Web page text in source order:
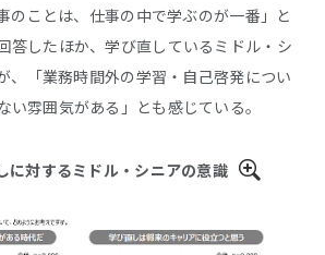
のことは、仕事の中で学ぶのが一番」と
答したほか、学び直しているミドル・シ
、「業務時間外の学習・自己啓発につい
い雰囲気がある」とも感じている。
に対するミドル・シニアの意識